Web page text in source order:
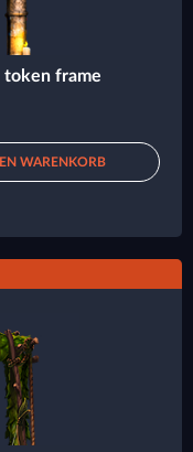
token frame
WARENKORB